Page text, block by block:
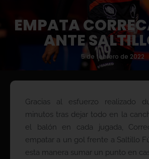
EMPATA
ANTE
5 de febrero de 2022
Gracias al esfuerzo realizado
minutos tras dejar todo en la
el balón en cada jugada,
empatar a un gol frente a Saltillo
esta manera sumar un punto en